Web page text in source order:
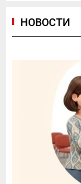
НОВОСТИ